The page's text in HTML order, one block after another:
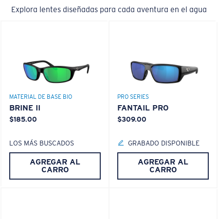
Explora lentes diseñadas para cada aventura en el agua
MATERIAL DE BASE BIO
BRINE II
$185.00
LOS MÁS BUSCADOS
AGREGAR AL
CARRO
PRO SERIES
FANTAIL PRO
$309.00
GRABADO DISPONIBLE
AGREGAR AL
CARRO